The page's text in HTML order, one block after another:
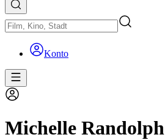
Konto
Michelle Randolph